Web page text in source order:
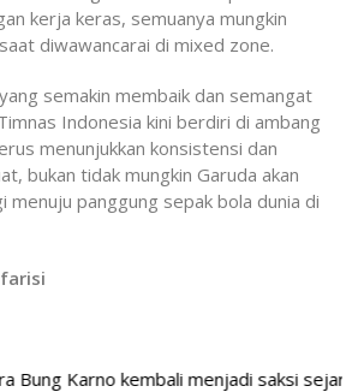
kerja keras, semuanya mungkin
diwawancarai di mixed zone.
semakin membaik dan semangat
Indonesia kini berdiri di ambang
menunjukkan konsistensi dan
bukan tidak mungkin Garuda akan
menuju panggung sepak bola dunia di
Karno kembali menjadi saksi sejarah